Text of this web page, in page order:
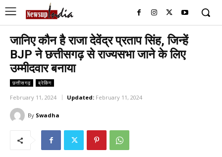
जानिए कौन है राजा देवेंद्र प्रताप सिंह, जिन्हें
BJP ने छत्तीसगढ़ से राज्यसभा जाने के लिए
उम्मीदवार बनाया
छत्तीसगढ़ ब्रेकिंग
February 11, 2024 Updated: February 11, 2024
By Swadha